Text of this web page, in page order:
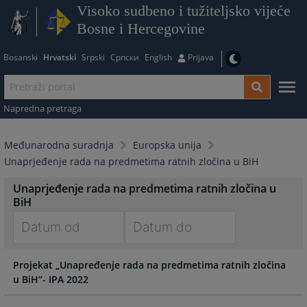
Visoko sudbeno i tužiteljsko vijeće
Bosne i Hercegovine
Bosanski Hrvatski Srpski Српски English Prijava
Napredna pretraga
Međunarodna suradnja
Europska unija
Unaprјeđenje rada na predmetima ratnih zločina u BiH
Unaprјeđenje rada na predmetima ratnih zločina u
BiH
forward
to
interact
forward
interact
Projekat „Unapređenje rada na predmetima ratnih zločina
u BiH“- IPA 2022